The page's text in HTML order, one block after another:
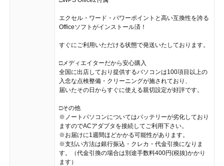
エクセル・ワード・パワーポイントと高い互換性を誇る
Officeソフトがインストール済！
すぐにご利用いただける状態で発送いたしております。
□メディエイターだから安心購入
全国に出店しており提供するパソコンは100項目以上の
入念な点検整備・クリーニングが施されており、
届いたその日からすぐに使える親切設定が好評です。
□その他
※ノートパソコンについてはバッテリーが劣化しており
ますのでACアダプタを接続してご利用下さい。
※お届けに1週間ほどかかる可能性があります。
※支払い方法は銀行振込・クレカ・代金引換になりま
す。（代金引換の場合は別途手数料400円(税抜)かかり
ます）